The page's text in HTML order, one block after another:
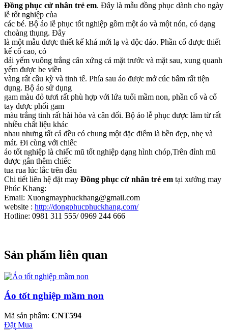
Đồng phục cử nhân trẻ em. Đây là mẫu đồng phục dành cho ngày
lễ tốt nghiệp của
các bé. Bộ áo lễ phục tốt nghiệp gồm một áo và một nón, có dạng
choàng thụng. Đây
là một mẫu được thiết kế khá mới lạ và độc đáo. Phần cổ được thiết
kế cổ cao, có
dải yếm vuông trắng cân xứng cả mặt trước và mặt sau, xung quanh
yếm được be viền
vàng rất cầu kỳ và tinh tế. Phía sau áo được mở cúc bấm rất tiện
dụng. Bộ áo sử dụng
gam màu đỏ tươi rất phù hợp với lứa tuổi mầm non, phần cổ và cổ
tay được phối gam
màu trắng tinh rất hài hòa và cân đối. Bộ áo lễ phục được làm từ rất
nhiều chất liệu khác
nhau nhưng tất cả đều có chung một đặc điểm là bền đẹp, nhẹ và
mát. Đi cùng với chiếc
áo tốt nghiệp là chiếc mũ tốt nghiệp dạng hình chóp,Trên đỉnh mũ
được gắn thêm chiếc
tua rua lúc lắc trên đầu
Chi tiết liên hệ đặt may Đồng phục cử nhân trẻ em tại xưởng may
Phúc Khang:
Email: Xuongmayphuckhang@gmail.com
website : http://dongphucphuckhang.com/
Hotline: 0981 311 555/ 0969 244 666
Sản phẩm liên quan
Áo tốt nghiệp mầm non
Mã sản phẩm: CNT594
Đặt Mua